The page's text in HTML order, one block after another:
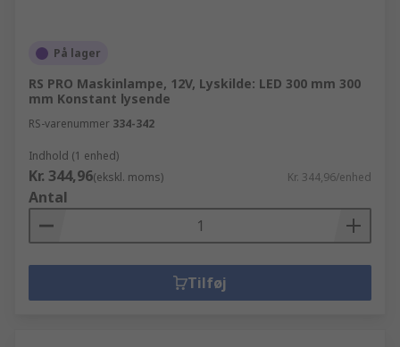
På lager
RS PRO Maskinlampe, 12V, Lyskilde: LED 300 mm 300
mm Konstant lysende
RS-varenummer 334-342
Indhold (1 enhed)
Kr. 344,96(ekskl. moms) Kr. 344,96/enhed
Antal
Tilføj